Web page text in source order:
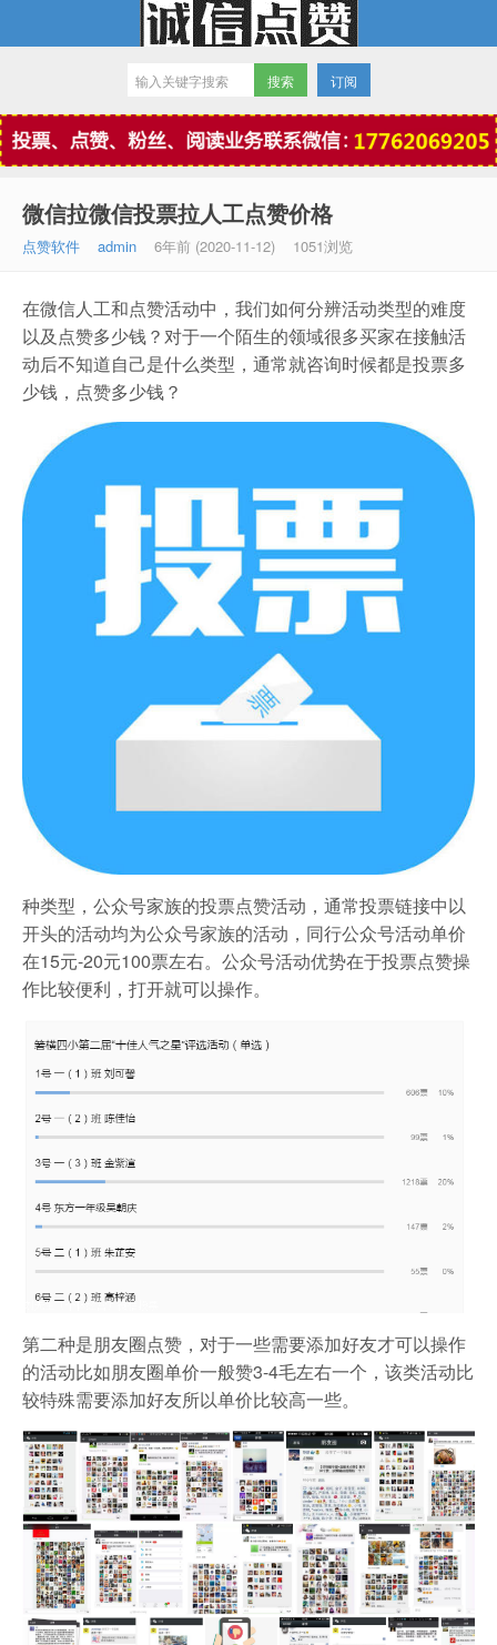
微信点赞
订阅
微信拉微信投票拉人工点赞价格
点赞软件 admin 6年前 (2020-11-12) 1051浏览
在微信人工和点赞活动中，我们如何分辨活动类型的难度
以及点赞多少钱？对于一个陌生的领域很多买家在接触活
动后不知道自己是什么类型，通常就咨询时候都是投票多
少钱，点赞多少钱？
种类型，公众号家族的投票点赞活动，通常投票链接中以
开头的活动均为公众号家族的活动，同行公众号活动单价
在15元-20元100票左右。公众号活动优势在于投票点赞操
作比较便利，打开就可以操作。
第二种是朋友圈点赞，对于一些需要添加好友才可以操作
的活动比如朋友圈单价一般赞3-4毛左右一个，该类活动比
较特殊需要添加好友所以单价比较高一些。